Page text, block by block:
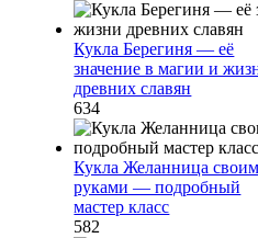
Кукла Берегиня — её
значение в магии и
древних славян
634
Кукла Желанница
руками — подробный
мастер класс
582